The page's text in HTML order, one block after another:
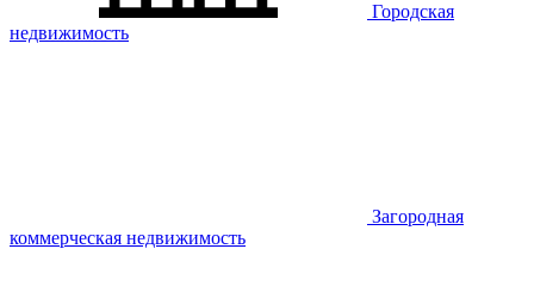
Городская
недвижимость
Загородная
коммерческая недвижимость